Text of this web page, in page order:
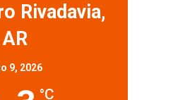
Rivadavia,
AR
9, 2026
°C